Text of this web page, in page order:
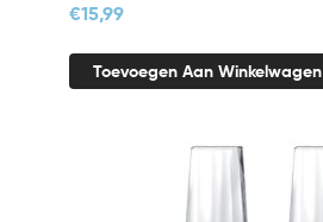
€15,99
Toevoegen Aan Winkelwagen